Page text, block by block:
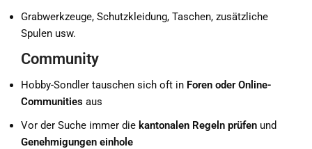
Grabwerkzeuge, Schutzkleidung, Taschen, zusätzliche
Spulen usw.
Community
Hobby-Sondler tauschen sich oft in Foren oder Online-
Communities aus
Vor der Suche immer die kantonalen Regeln prüfen und
Genehmigungen einhole